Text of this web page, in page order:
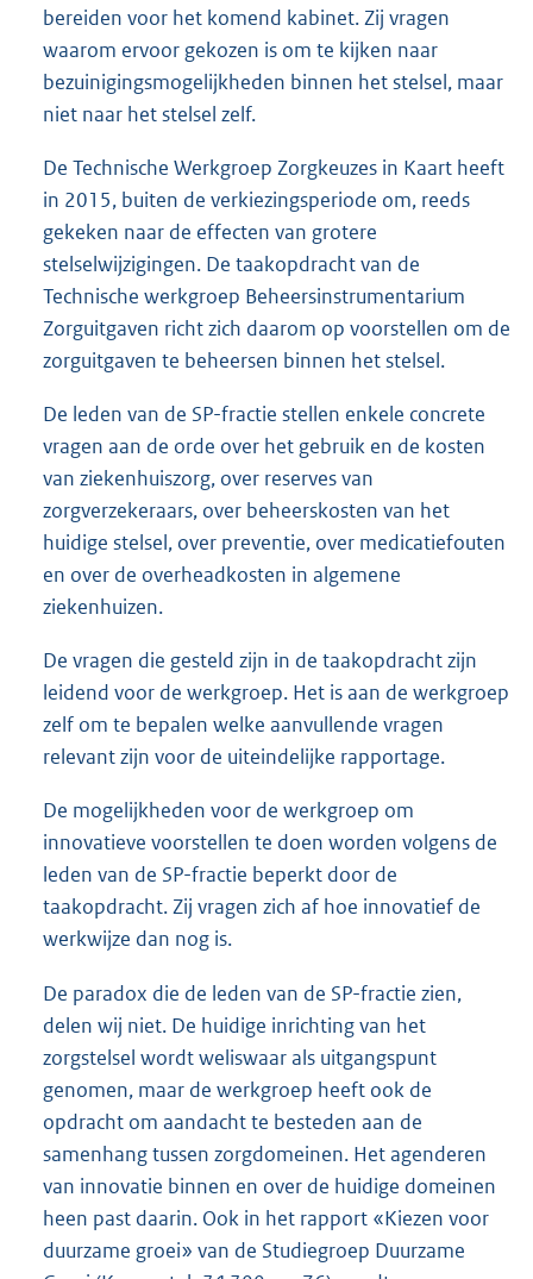
bereiden voor het komend kabinet. Zij vragen
waarom ervoor gekozen is om te kijken naar
bezuinigingsmogelijkheden binnen het stelsel, maar
niet naar het stelsel zelf.
De Technische Werkgroep Zorgkeuzes in Kaart heeft
in 2015, buiten de verkiezingsperiode om, reeds
gekeken naar de effecten van grotere
stelselwijzigingen. De taakopdracht van de
Technische werkgroep Beheersinstrumentarium
Zorguitgaven richt zich daarom op voorstellen om de
zorguitgaven te beheersen binnen het stelsel.
De leden van de SP-fractie stellen enkele concrete
vragen aan de orde over het gebruik en de kosten
van ziekenhuiszorg, over reserves van
zorgverzekeraars, over beheerskosten van het
huidige stelsel, over preventie, over medicatiefouten
en over de overheadkosten in algemene
ziekenhuizen.
De vragen die gesteld zijn in de taakopdracht zijn
leidend voor de werkgroep. Het is aan de werkgroep
zelf om te bepalen welke aanvullende vragen
relevant zijn voor de uiteindelijke rapportage.
De mogelijkheden voor de werkgroep om
innovatieve voorstellen te doen worden volgens de
leden van de SP-fractie beperkt door de
taakopdracht. Zij vragen zich af hoe innovatief de
werkwijze dan nog is.
De paradox die de leden van de SP-fractie zien,
delen wij niet. De huidige inrichting van het
zorgstelsel wordt weliswaar als uitgangspunt
genomen, maar de werkgroep heeft ook de
opdracht om aandacht te besteden aan de
samenhang tussen zorgdomeinen. Het agenderen
van innovatie binnen en over de huidige domeinen
heen past daarin. Ook in het rapport «Kiezen voor
duurzame groei» van de Studiegroep Duurzame